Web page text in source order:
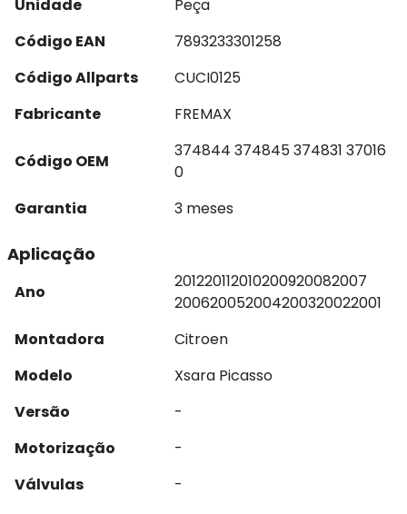
Unidade
Peça
Código EAN
7893233301258
Código Allparts
CUCI0125
Fabricante
FREMAX
Código OEM
374844 374845 374831 37016
0
Garantia
3 meses
Aplicação
Ano
201220112010200920082007
200620052004200320022001
Montadora
Citroen
Modelo
Xsara Picasso
Versão
-
Motorização
-
Válvulas
-